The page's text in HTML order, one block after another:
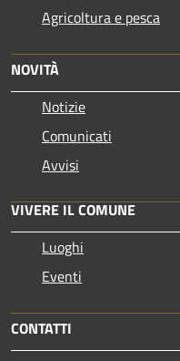
Agricoltura e pesca
NOVITÀ
Notizie
Comunicati
Avvisi
VIVERE IL COMUNE
Luoghi
Eventi
CONTATTI